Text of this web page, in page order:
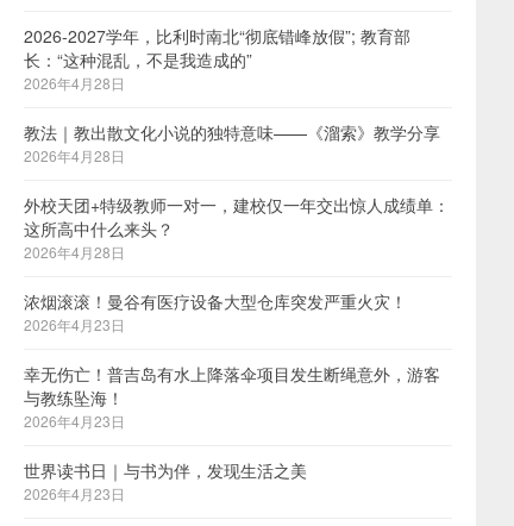
2026-2027学年，比利时南北“彻底错峰放假”; 教育部
长：“这种混乱，不是我造成的”
2026年4月28日
教法｜教出散文化小说的独特意味——《溜索》教学分享
2026年4月28日
外校天团+特级教师一对一，建校仅一年交出惊人成绩单：
这所高中什么来头？
2026年4月28日
浓烟滚滚！曼谷有医疗设备大型仓库突发严重火灾！
2026年4月23日
幸无伤亡！普吉岛有水上降落伞项目发生断绳意外，游客
与教练坠海！
2026年4月23日
世界读书日｜与书为伴，发现生活之美
2026年4月23日